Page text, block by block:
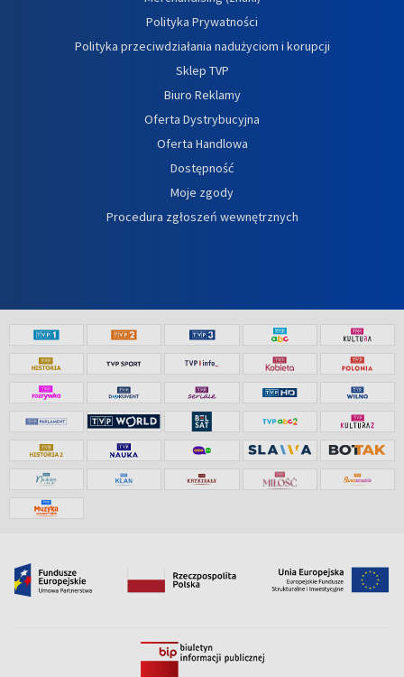
Polityka Prywatności
Polityka przeciwdziałania nadużyciom i korupcji
Sklep TVP
Biuro Reklamy
Oferta Dystrybucyjna
Oferta Handlowa
Dostępność
Moje zgody
Procedura zgłoszeń wewnętrznych